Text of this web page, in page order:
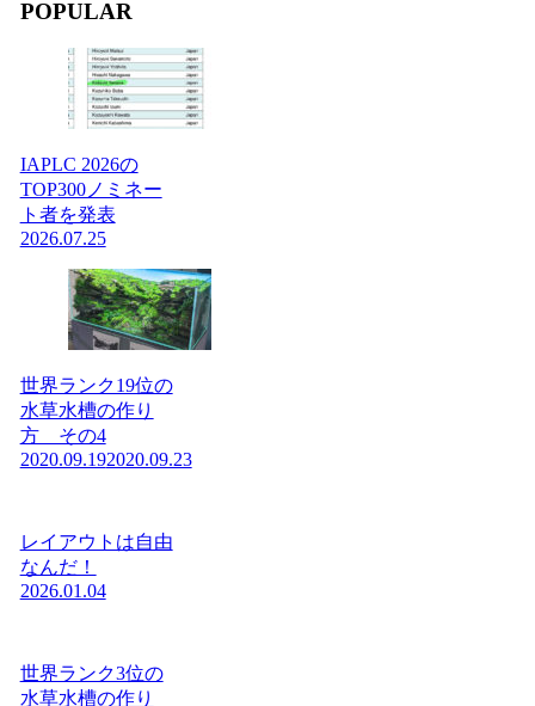
POPULAR
IAPLC 2026の
TOP300ノミネー
ト者を発表
2026.07.25
世界ランク19位の
水草水槽の作り
方 その4
2020.09.192020.09.23
レイアウトは自由
なんだ！
2026.01.04
世界ランク3位の
水草水槽の作り